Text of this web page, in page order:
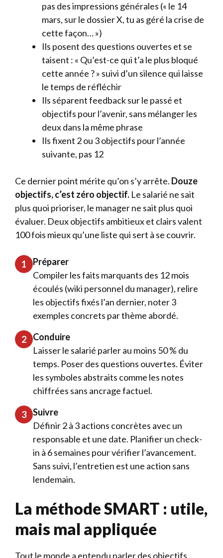
pas des impressions générales (« le 14
mars, sur le dossier X, tu as géré la crise de
cette façon… »)
Ils posent des questions ouvertes et se
taisent : « Qu’est-ce qui t’a le plus bloqué
cette année ? » suivi d’un silence qui laisse
le temps de réfléchir
Ils séparent feedback sur le passé et
objectifs pour l’avenir, sans mélanger les
deux dans la même phrase
Ils fixent 2 ou 3 objectifs pour l’année
suivante, pas 12
Ce dernier point mérite qu’on s’y arrête. Douze
objectifs, c’est zéro objectif. Le salarié ne sait
plus quoi prioriser, le manager ne sait plus quoi
évaluer. Deux objectifs ambitieux et clairs valent
100 fois mieux qu’une liste qui sert à se couvrir.
1
Préparer
Compiler les faits marquants des 12 mois
écoulés (wiki personnel du manager), relire
les objectifs fixés l’an dernier, noter 3
exemples concrets par thème abordé.
2
Conduire
Laisser le salarié parler au moins 50 % du
temps. Poser des questions ouvertes. Éviter
les symboles abstraits comme les notes
chiffrées sans ancrage factuel.
3 Suivre
Définir 2 à 3 actions concrètes avec un
responsable et une date. Planifier un check-
in à 6 semaines pour vérifier l’avancement.
Sans suivi, l’entretien est une action sans
lendemain.
La méthode SMART : utile,
mais mal appliquée
Tout le monde a entendu parler des objectifs